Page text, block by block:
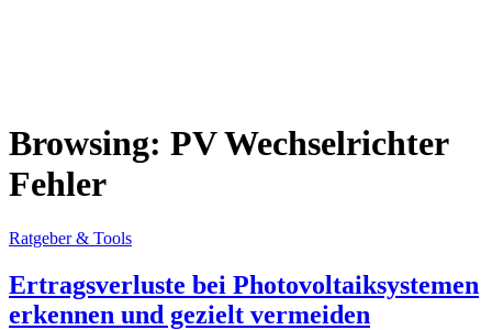
Browsing: PV Wechselrichter
Fehler
Ratgeber & Tools
Ertragsverluste bei Photovoltaiksystemen
erkennen und gezielt vermeiden